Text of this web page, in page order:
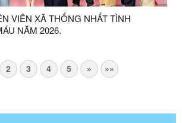
VIÊN XÃ THỐNG NHẤT TÌNH
NĂM 2026.
2 3 4 5 » »»